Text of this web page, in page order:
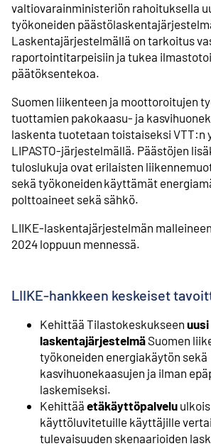
valtiovarainministeriön rahoituksella
työkoneiden
Laskentajärjestelmällä on tarkoitus
raportointitarpeisiin ja tukea
päätöksentekoa.
Suomen liikenteen ja moottoroitujen
tuottamien pakokaasu- ja
laskenta tuotetaan toistaiseksi VTT:n
LIPASTO-järjestelmällä. Päästöjen
tuloslukuja ovat erilaisten
sekä työkoneiden käyttämät
polttoaineet sekä sähkö.
LIIKE-laskentajärjestelmän
2024 loppuun mennessä.
LIIKE-hankkeen keskeiset
Kehittää Tilastokeskukseen uusi
laskentajärjestelmä Suomen
työkoneiden energiakäytön sekä
kasvihuonekaasujen ja ilman
laskemiseksi.
Kehittää etäkäyttöpalvelu
käyttöluvitetuille käyttäjille
tulevaisuuden skenaarioiden